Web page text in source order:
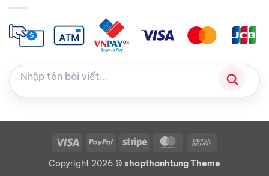
Visa PayPal Stripe MasterCard
Delivery
Copyright 2026 © shopthanhtung Theme